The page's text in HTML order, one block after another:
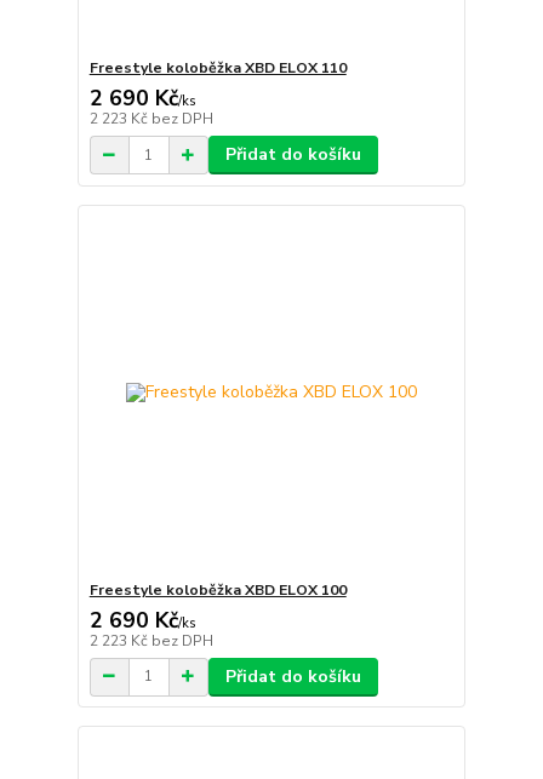
Freestyle koloběžka XBD ELOX 110
2 690 Kč/ks
2 223 Kč bez DPH
Přidat do košíku
Freestyle koloběžka XBD ELOX 100
2 690 Kč/ks
2 223 Kč bez DPH
Přidat do košíku